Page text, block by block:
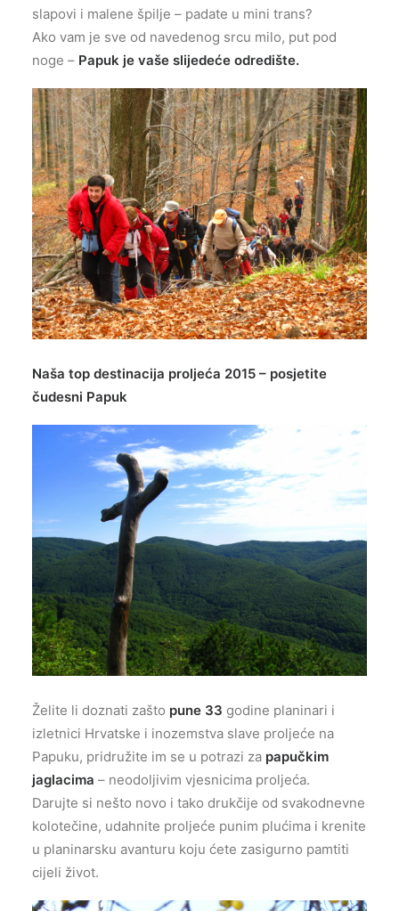
slapovi i malene špilje – padate u mini trans?
Ako vam je sve od navedenog srcu milo, put pod
noge – Papuk je vaše slijedeće odredište.
Naša top destinacija proljeća 2015 – posjetite
čudesni Papuk
Želite li doznati zašto pune 33 godine planinari i
izletnici Hrvatske i inozemstva slave proljeće na
Papuku, pridružite im se u potrazi za papučkim
jaglacima – neodoljivim vjesnicima proljeća.
Darujte si nešto novo i tako drukčije od svakodnevne
kolotečine, udahnite proljeće punim plućima i krenite
u planinarsku avanturu koju ćete zasigurno pamtiti
cijeli život.